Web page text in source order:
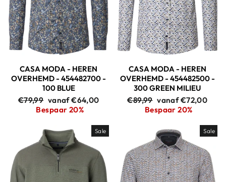
CASA MODA - HEREN
OVERHEMD - 454482700 -
100 BLUE
Adviesprijs
€79,99 Aanbiedingsprijs
vanaf €64,00
Bespaar 20%
CASA MODA - HEREN
OVERHEMD - 454482500 -
300 GREEN MILIEU
Adviesprijs
€89,99 Aanbiedingsprijs
vanaf €72,00
Bespaar 20%
Sale Sale